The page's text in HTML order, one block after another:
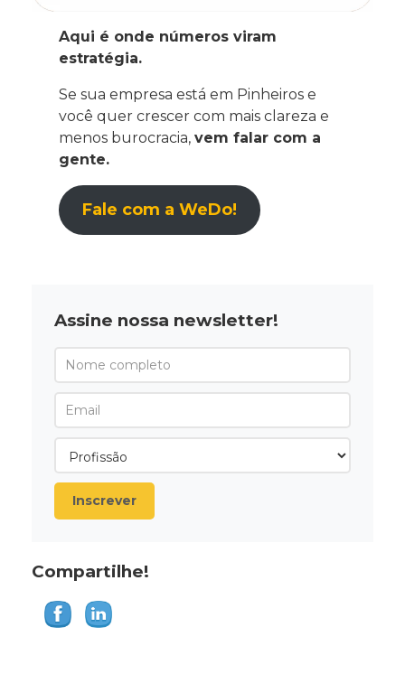
Aqui é onde números viram
estratégia.
Se sua empresa está em Pinheiros e
você quer crescer com mais clareza e
menos burocracia,vem falar com a
gente.
Fale com a WeDo!
Assine nossa newsletter!
Inscrever
Compartilhe!